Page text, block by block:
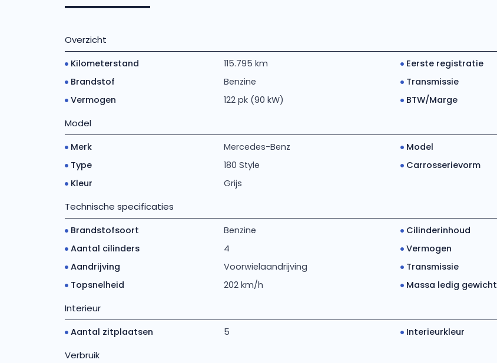
Overzicht
Kilometerstand 115.795 km Eerste registratie
Brandstof
Benzine Transmissie
Vermogen
122 pk (90 kW) BTW/Marge
Model
Merk Mercedes-Benz Model
Type
180 Style Carrosserievorm
Kleur
Grijs
Technische specificaties
Brandstofsoort Benzine Cilinderinhoud
Aantal cilinders
4 Vermogen
Aandrijving
Voorwielaandrijving Transmissie
Topsnelheid
202 km/h Massa ledig gewicht
Interieur
Aantal zitplaatsen 5 Interieurkleur
Verbruik